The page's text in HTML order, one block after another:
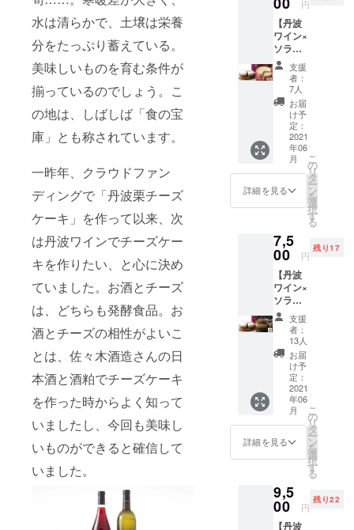
水は清らかで、土壌は栄養
分をたっぷり蓄えている。
美味しいものを育む条件が
揃っているのでしょう。こ
の地は、しばしば「食の宝
庫」とも称されています。
一昨年、クラウドファン
ディングで「丹波栗チーズ
ケーキ」を作って以来、次
は丹波ワインでチーズケー
キを作りたい、と心に決め
ていました。お酒とチーズ
は、どちらも発酵食品。お
酒とチーズの相性がよいこ
とは、佐々木酒造さんの日
本酒と酒粕でチーズケーキ
を作った時からよく知って
いましたし、今回も美味し
いものができると確信して
いました。
で催事販売
をしており
ます。ま
た、オンラ
インショッ
プでも常時
販売してお
昨年10月、
ザワつく金
使ったチー
ズケーキ」
が放送さ
れ、2時間で
1年分、80万
アクセスを
記録しまし
娠中、
授乳中
の方は
お控え
くださ
い 冷凍
発送
消費期
限1ヶ月
花束つ
き 母の
日のプ
レゼン
ト用に
いかが
でしょ
うか？
造花の
カー
ネー
ション
の花束
を同梱
し、5月
（母の
日）の
お届け
希望日
で手配
いたし
ます。
※アレル
ギー表
示 卵・
乳・小
麦粉 ※
アル
コール
を含ん
でおり
ます。
バーの
方や妊
円
【丹波
ワイン×
ソラア
オ】赤
のベイ
クドと
白のレ
ア、2層
が織り
なす大
人の
チーズ
ケーキ
と京都
プレミ
アム苺
ケーキ
のセッ
ト ※ア
レル
ギー表
示 卵・
乳・小
麦粉 ※
アル
コール
を含ん
でおり
ます。
お子さ
ま、ド
ライ
バーの
の方は
お控え
くださ
支援
者：
7人
お届
け予
定：
2021
年06
月
詳細を見る
こ
の
リ
タ
ー
ン
を
選
択
す
る
7,5
00 円
残り17
【丹波
ワイン×
ソラア
オ】赤
のベイ
クドと
白のレ
ア、2層
が織り
なす大
人の
チーズ
ケーキ
と京都
DariK
チョコ
ケーキ
のセッ
ト 京都
支援
者：
13人
お届
け予
定：
2021
年06
月
詳細を見る
こ
の
リ
タ
ー
ン
を
選
択
す
る
9,5
00 円
残り22
【丹波